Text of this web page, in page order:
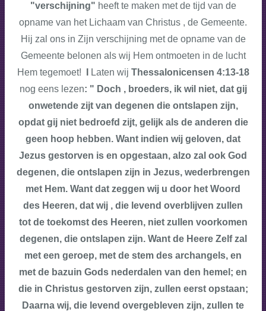
"verschijning" heeft te maken met de tijd van de
opname van het Lichaam van Christus , de Gemeente.
Hij zal ons in Zijn verschijning met de opname van de
Gemeente belonen als wij Hem ontmoeten in de lucht
Hem tegemoet!
Laten wij Thessalonicensen 4:13-18
nog eens lezen: " Doch , broeders, ik wil niet, dat gij
onwetende zijt van degenen die ontslapen zijn,
opdat gij niet bedroefd zijt, gelijk als de anderen die
geen hoop hebben. Want indien wij geloven, dat
Jezus gestorven is en opgestaan, alzo zal ook God
degenen, die ontslapen zijn in Jezus, wederbrengen
met Hem. Want dat zeggen wij u door het Woord
des Heeren, dat wij , die levend overblijven zullen
tot de toekomst des Heeren, niet zullen voorkomen
degenen, die ontslapen zijn. Want de Heere Zelf zal
met een geroep, met de stem des archangels, en
met de bazuin Gods nederdalen van den hemel; en
die in Christus gestorven zijn, zullen eerst opstaan;
Daarna wij, die levend overgebleven zijn, zullen te